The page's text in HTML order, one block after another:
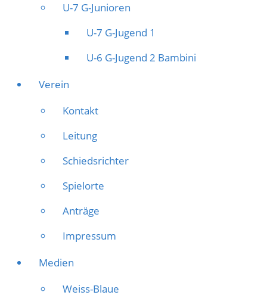
U-7 G-Junioren
U-7 G-Jugend 1
U-6 G-Jugend 2 Bambini
Verein
Kontakt
Leitung
Schiedsrichter
Spielorte
Anträge
Impressum
Medien
Weiss-Blaue